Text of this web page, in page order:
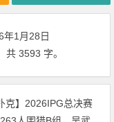
年1月28日
共 3593 字。